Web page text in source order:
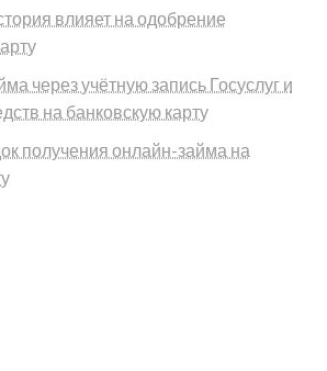
влияет на одобрение
через учётную запись Госуслуг и
на банковскую карту
получения онлайн-займа на